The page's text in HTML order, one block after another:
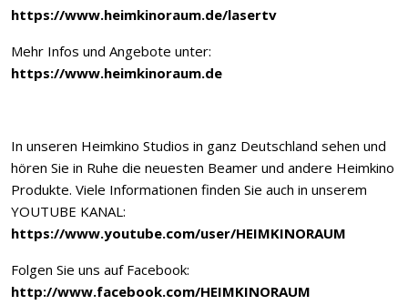
https://www.heimkinoraum.de/lasertv
Mehr Infos und Angebote unter:
https://www.heimkinoraum.de
In unseren Heimkino Studios in ganz Deutschland sehen und
hören Sie in Ruhe die neuesten Beamer und andere Heimkino
Produkte. Viele Informationen finden Sie auch in unserem
YOUTUBE KANAL:
https://www.youtube.com/user/HEIMKINORAUM
Folgen Sie uns auf Facebook:
http://www.facebook.com/HEIMKINORAUM